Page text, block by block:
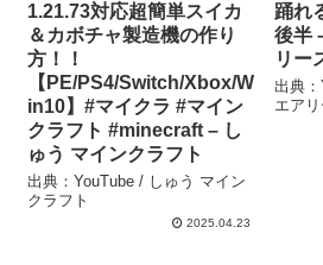
1.21.73対応超簡単スイカ
＆カボチャ製造機の作り
方！！
【PE/PS4/Switch/Xbox/W
in10】#マイクラ #マイン
クラフト #minecraft – し
ゅう マインクラフト
出典：YouTube / しゅう マイン
クラフト
2025.04.23
踊れ
後半
リー
出典
エア